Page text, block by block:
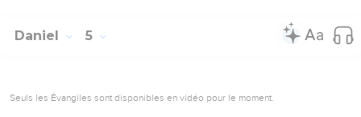
Daniel 5
Seuls les Évangiles sont disponibles en vidéo pour le moment.